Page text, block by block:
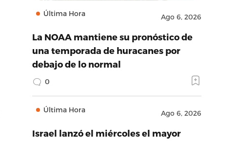
Última Hora Ago 6, 2026
La NOAA mantiene su pronóstico de
una temporada de huracanes por
debajo de lo normal
0
Última Hora Ago 6, 2026
Israel lanzó el miércoles el mayor